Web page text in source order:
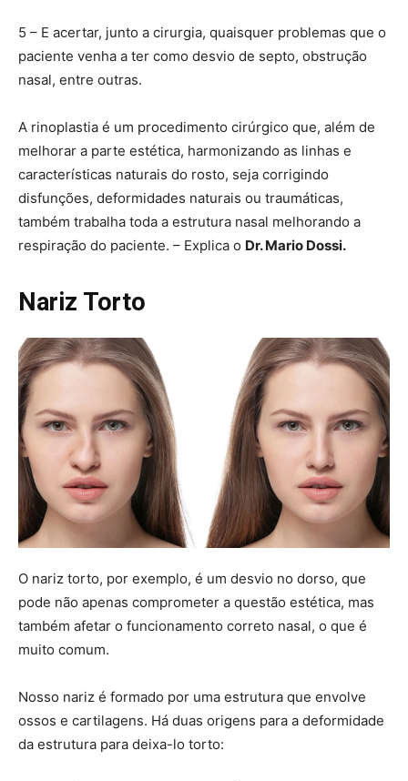
5 – E acertar, junto a cirurgia, quaisquer problemas que o
paciente venha a ter como desvio de septo, obstrução
nasal, entre outras.
A rinoplastia é um procedimento cirúrgico que, além de
melhorar a parte estética, harmonizando as linhas e
características naturais do rosto, seja corrigindo
disfunções, deformidades naturais ou traumáticas,
também trabalha toda a estrutura nasal melhorando a
respiração do paciente. – Explica o Dr. Mario Dossi.
Nariz Torto
O nariz torto, por exemplo, é um desvio no dorso, que
pode não apenas comprometer a questão estética, mas
também afetar o funcionamento correto nasal, o que é
muito comum.
Nosso nariz é formado por uma estrutura que envolve
ossos e cartilagens. Há duas origens para a deformidade
da estrutura para deixa-lo torto: